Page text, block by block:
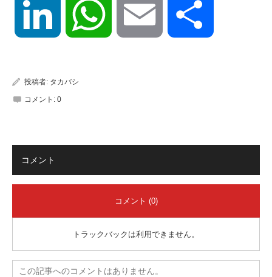
LinkedIn WhatsApp Email
投稿者: タカバシ
コメント: 0
コメント
コメント (0)
トラックバックは利用できません。
この記事へのコメントはありません。